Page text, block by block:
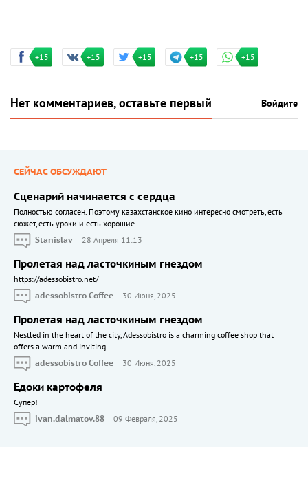
+15 +15 +15 +15 +15
Нет комментариев, оставьте первый Войдите
СЕЙЧАС ОБСУЖДАЮТ
Сценарий начинается с сердца
Полностью согласен. Поэтому казахстанское кино интересно смотреть, есть
сюжет, есть уроки и есть хорошие...
Stanislav
28 Апреля 11:13
Пролетая над ласточкиным гнездом
https://adessobistro.net/
adessobistro Coffee
30 Июня, 2025
Пролетая над ласточкиным гнездом
Nestled in the heart of the city, Adessobistro is a charming coffee shop that
offers a warm and inviting...
adessobistro Coffee
30 Июня, 2025
Едоки картофеля
Cупер!
ivan.dalmatov.88
09 Февраля, 2025